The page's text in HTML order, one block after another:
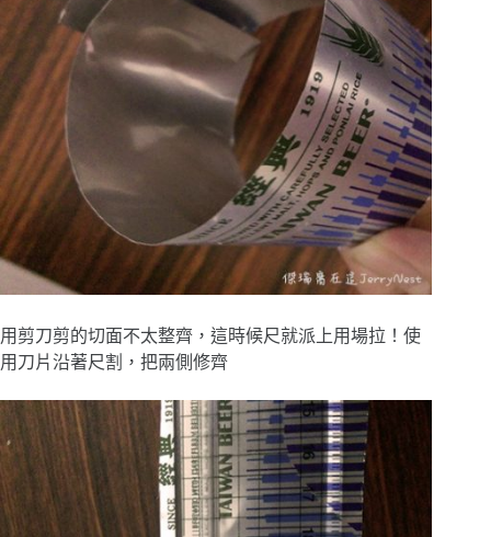
用剪刀剪的切面不太整齊，這時候尺就派上用場拉！使
用刀片沿著尺割，把兩側修齊